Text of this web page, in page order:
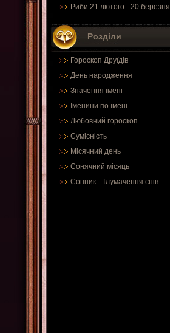
Риби 21 лютого - 20 березня
Розділи
Гороскоп Друїдів
День народження
Значення імені
Іменини по імені
Любовний гороскоп
Сумісність
Місячний день
Сонячний місяць
Сонник - Тлумачення снів